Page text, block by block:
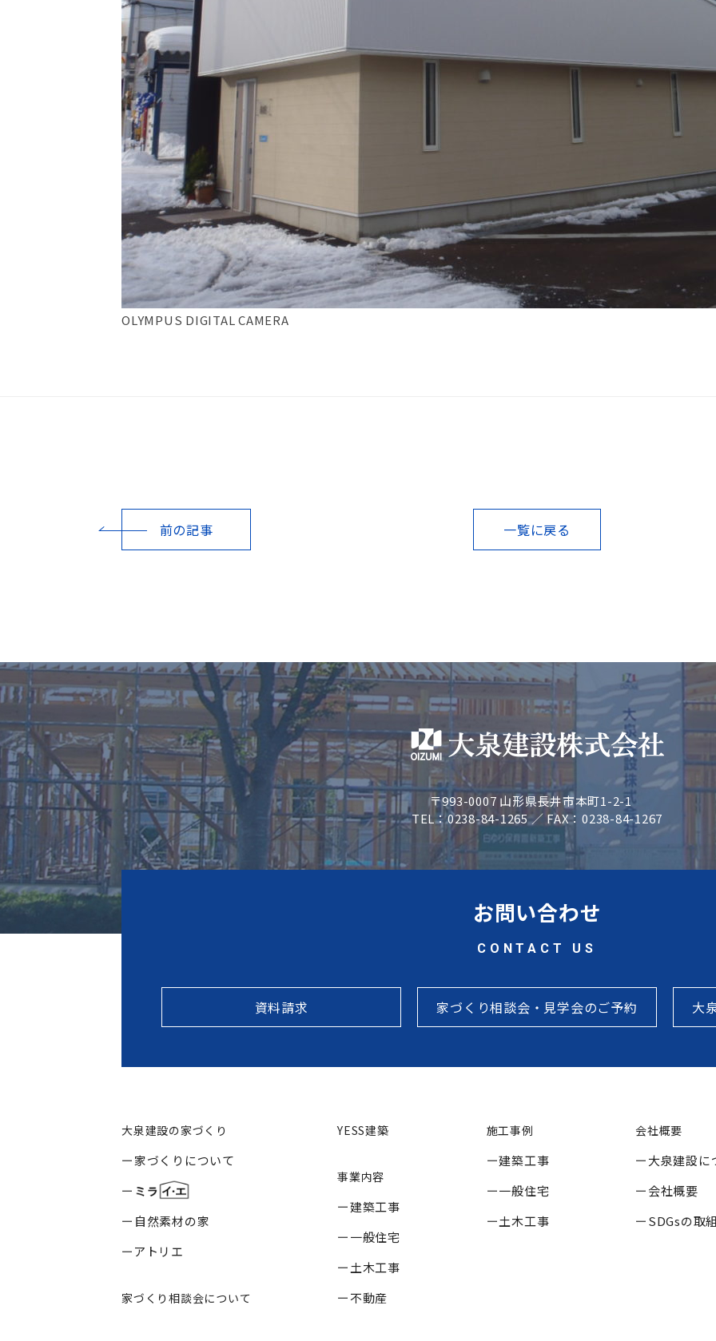
OLYMPUS DIGITAL CAMERA
前の記事 一覧に戻る
〒993-0007 山形県長井市本町1-2-1
TEL：0238-84-1265 ／ FAX：0238-84-1267
お問い合わせ
CONTACT US
資料請求 家づくり相談会・見学会のご予約 大
大泉建設の家づくり
家づくりについて
自然素材の家
アトリエ
家づくり相談会について
YESS建築
事業内容
建築工事
一般住宅
土木工事
不動産
施工事例
建築工事
一般住宅
土木工事
会社概要
大泉建設に
会社概要
SDGsの取